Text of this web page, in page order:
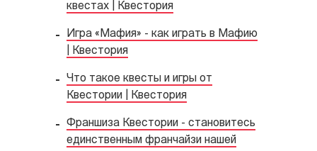
квестах | Квестория
Игра «Мафия» - как играть в Мафию
| Квестория
Что такое квесты и игры от
Квестории | Квестория
Франшиза Квестории - становитесь
единственным франчайзи нашей